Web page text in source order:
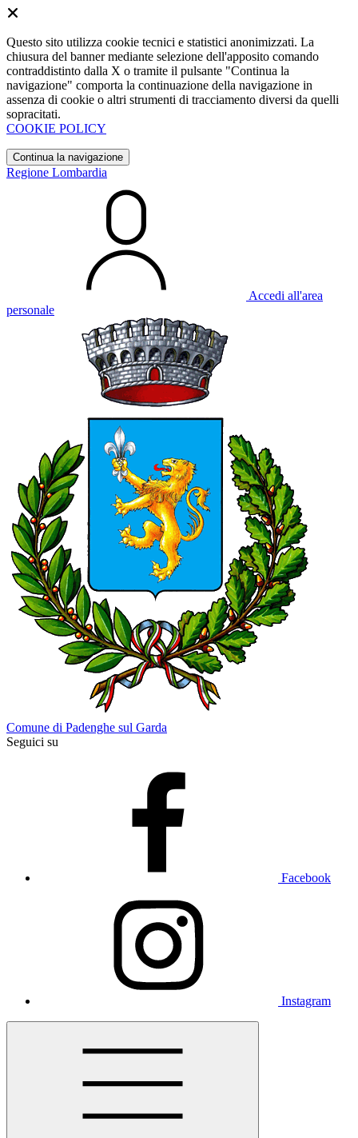
Questo sito utilizza cookie tecnici e statistici anonimizzati. La
chiusura del banner mediante selezione dell'apposito comando
contraddistinto dalla X o tramite il pulsante "Continua la
navigazione" comporta la continuazione della navigazione in
assenza di cookie o altri strumenti di tracciamento diversi da quelli
sopracitati.
COOKIE POLICY
Continua la navigazione
Regione Lombardia
Accedi all'area
personale
Comune di Padenghe sul Garda
Seguici su
Facebook
Instagram